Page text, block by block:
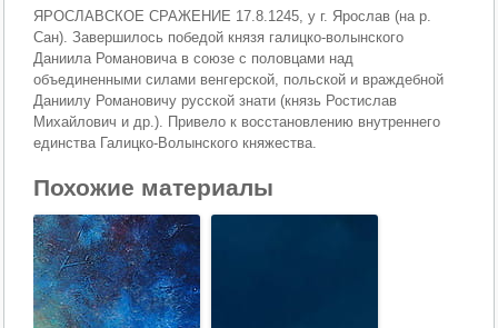
ЯРОСЛАВСКОЕ СРАЖЕНИЕ 17.8.1245, у г. Ярослав (на р.
Сан). Завершилось победой князя галицко-волынского
Даниила Романовича в союзе с половцами над
объединенными силами венгерской, польской и враждебной
Даниилу Романовичу русской знати (князь Ростислав
Михайлович и др.). Привело к восстановлению внутреннего
единства Галицко-Волынского княжества.
Похожие материалы